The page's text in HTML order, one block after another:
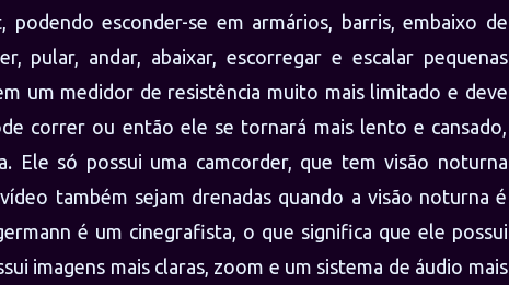
esconder-se em armários, barris, embaixo de
pular, andar, abaixar, escorregar e escalar pequenas
um medidor de resistência muito mais limitado e deve
correr ou então ele se tornará mais lento e cansado,
Ele só possui uma camcorder, que tem visão noturna
também sejam drenadas quando a visão noturna é
é um cinegrafista, o que significa que ele possui
imagens mais claras, zoom e um sistema de áudio mais